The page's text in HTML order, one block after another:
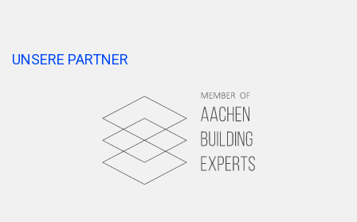
UNSERE PARTNER